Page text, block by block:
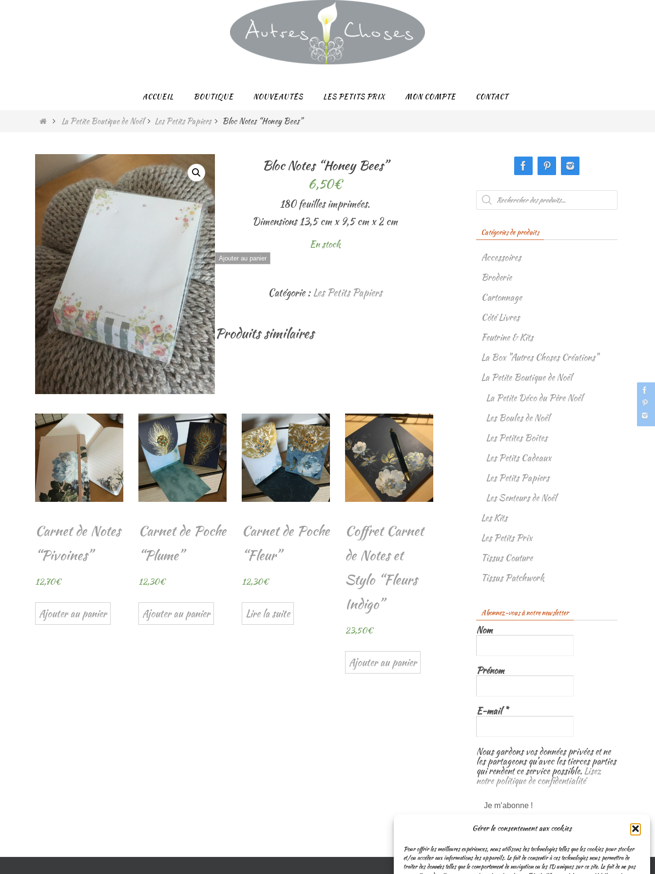
Gérer le consentement aux cookies
Pour offrir les meilleures expériences, nous utilisons des technologies telles que les cookies pour stocker
et/ou accéder aux informations des appareils. Le fait de consentir à ces technologies nous permettra de
traiter des données telles que le comportement de navigation ou les ID uniques sur ce site. Le fait de ne pas
ACCUEIL BOUTIQUE NOUVEAUTÉS LES PETITS PRIX MON COMPTE CONTACT
HomeLa Petite Boutique de Noël Les Petits Papiers Bloc Notes “Honey Bees”
Bloc Notes “Honey Bees”
6,50€
180 feuilles imprimées.
Dimensions 13,5 cm x 9,5 cm x 2 cm
En stock
quantité
de
Bloc
Notes
"Honey
Bees"
Ajouter au panier
Catégorie :Les Petits Papiers
Produits similaires
Carnet de Notes
“Pivoines”
12,70€
Ajouter au panier
Carnet de Poche
“Plume”
12,30€
Ajouter au panier
Carnet de Poche
“Fleur”
12,30€
Lire la suite
Coffret Carnet
de Notes et
Stylo “Fleurs
Indigo”
23,50€
Ajouter au panier
Recherche
de
produits
Catégories de produits
Accessoires
Broderie
Cartonnage
Côté Livres
Feutrine & Kits
La Box "Autres Choses Créations"
La Petite Boutique de Noël
La Petite Déco du Père Noël
Les Boules de Noël
Les Petites Boîtes
Les Petits Cadeaux
Les Petits Papiers
Les Senteurs de Noël
Les Kits
Les Petits Prix
Tissus Couture
Tissus Patchwork
Abonnez-vous à notre newsletter
Nom
Prénom
E-mail*
Nous gardons vos données privées et ne
les partageons qu’avec les tierces parties
qui rendent ce service possible.Lisez
notre politique de confidentialité